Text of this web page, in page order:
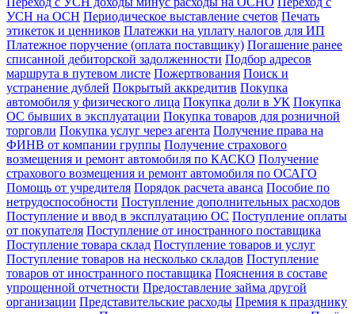
УСН на ОСН Периодическое выставление счетов Печать
этикеток и ценников Платежки на уплату налогов для ИП
Платежное поручение (оплата поставщику) Погашение ранее
списанной дебиторской задолженности Подбор адресов
маршрута в путевом листе Пожертвования Поиск и
устранение дублей Покрытый аккредитив Покупка
автомобиля у физического лица Покупка доли в УК Покупка
ОС бывших в эксплуатации Покупка товаров для розничной
торговли Покупка услуг через агента Получение права на
ФИНВ от компании группы Получение страхового
возмещения и ремонт автомобиля по КАСКО Получение
страхового возмещения и ремонт автомобиля по ОСАГО
Помощь от учредителя Порядок расчета аванса Пособие по
нетрудоспособности Поступление дополнительных расходов
Поступление и ввод в эксплуатацию ОС Поступление оплаты
от покупателя Поступление от иностранного поставщика
Поступление товара склад Поступление товаров и услуг
Поступление товаров на несколько складов Поступление
товаров от иностранного поставщика Пояснения в составе
упрощенной отчетности Предоставление займа другой
организации Представительские расходы Премия к празднику